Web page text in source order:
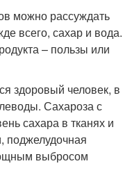
можно рассуждать
всего, сахар и вода.
– пользы или
здоровый человек, в
Сахароза с
сахара в тканях и
поджелудочная
выбросом